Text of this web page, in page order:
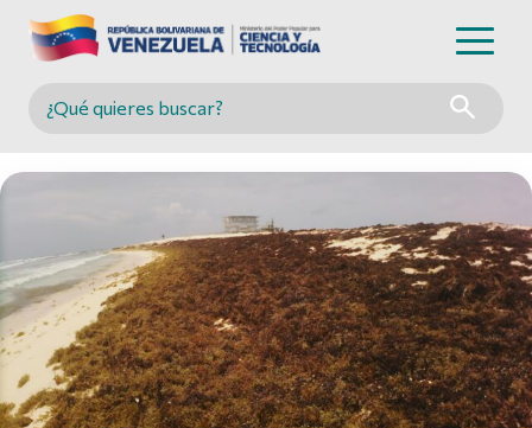
Buscar en MINCYT